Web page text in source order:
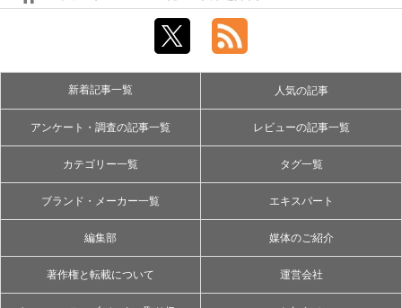
新着記事一覧 人気の記事
アンケート・調査の記事一覧 レビューの記事一覧
カテゴリー一覧 タグ一覧
ブランド・メーカー一覧 エキスパート
編集部 媒体のご紹介
著作権と転載について 運営会社